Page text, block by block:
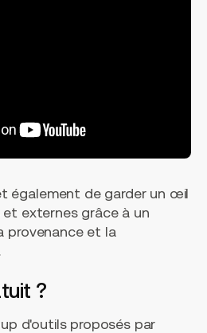
également de garder un œil
externes grâce à un
provenance et la
?
d'outils proposés par